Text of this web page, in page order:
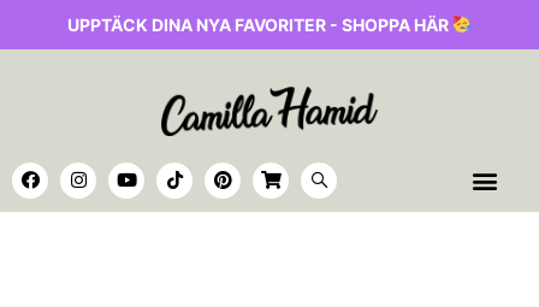
UPPTÄCK DINA NYA FAVORITER - SHOPPA HÄR